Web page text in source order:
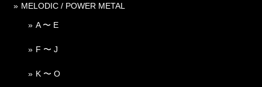
MELODIC / POWER METAL
A 〜 E
F 〜 J
K 〜 O